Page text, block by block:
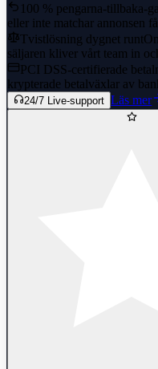
100 % pengarna-tillbaka-
eller inte matchar annonsen
Tvistlösning dygnet runt
säljaren kliver vårt team in
PCI DSS-certifierade
krypterade betalväxlar av
24/7 Live-support Läs mer